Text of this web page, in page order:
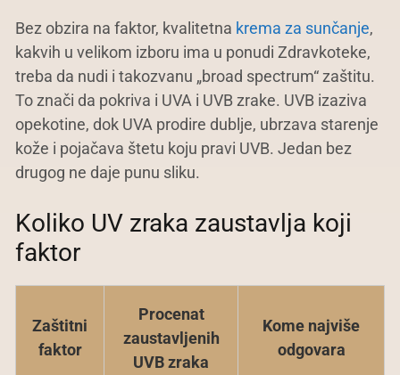
Bez obzira na faktor, kvalitetna krema za sunčanje,
kakvih u velikom izboru ima u ponudi Zdravkoteke,
treba da nudi i takozvanu „broad spectrum“ zaštitu.
To znači da pokriva i UVA i UVB zrake. UVB izaziva
opekotine, dok UVA prodire dublje, ubrzava starenje
kože i pojačava štetu koju pravi UVB. Jedan bez
drugog ne daje punu sliku.
Koliko UV zraka zaustavlja koji
faktor
Zaštitni
faktor
Procenat
zaustavljenih
UVB zraka
Kome najviše
odgovara